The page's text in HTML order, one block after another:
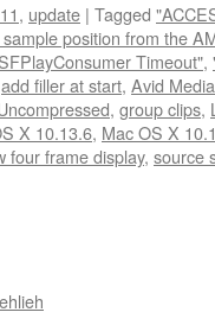
, update | Tagged
position from the
Timeout",
add filler at start, Avid
, group clips,
X 10.13.6, Mac OS X
four frame display, source